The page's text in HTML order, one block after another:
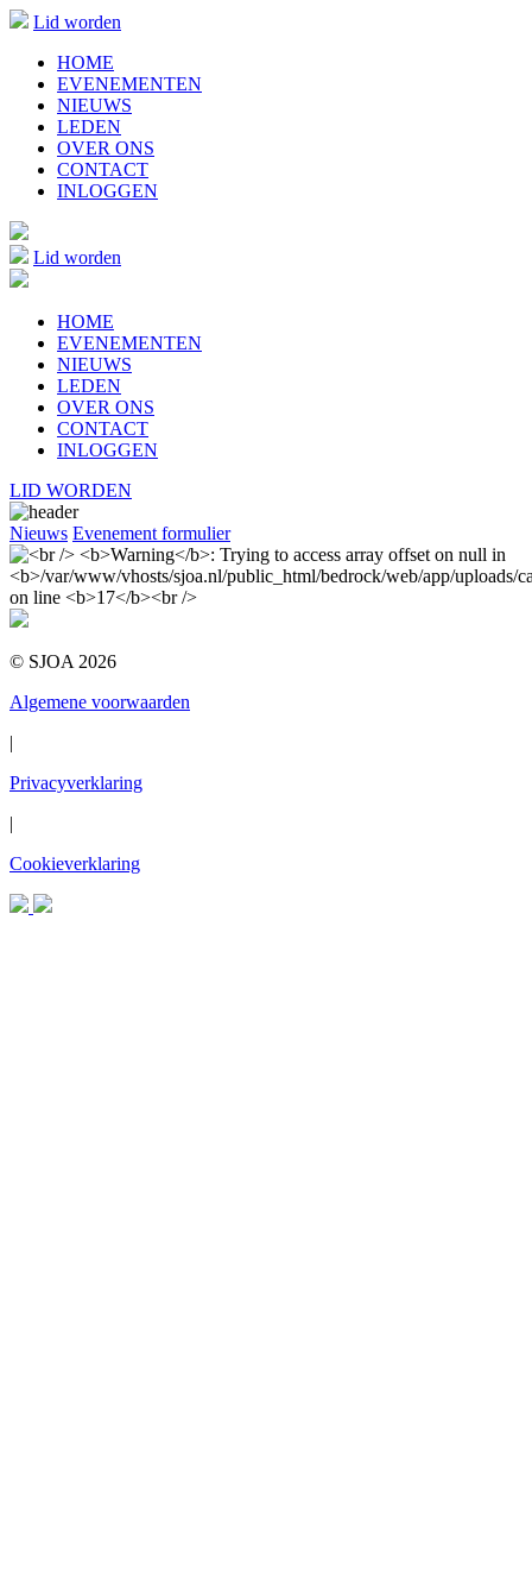
Lid worden
HOME
EVENEMENTEN
NIEUWS
LEDEN
OVER ONS
CONTACT
INLOGGEN
Lid worden
HOME
EVENEMENTEN
NIEUWS
LEDEN
OVER ONS
CONTACT
INLOGGEN
LID WORDEN
Nieuws Evenement formulier
© SJOA 2026
Algemene voorwaarden
|
Privacyverklaring
|
Cookieverklaring